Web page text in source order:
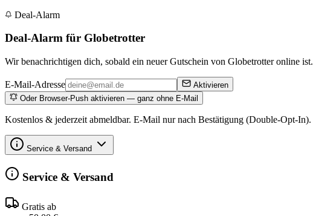
Deal-Alarm
Deal-Alarm für Globetrotter
Wir benachrichtigen dich, sobald ein neuer Gutschein von Globetrotter online ist.
E-Mail-Adresse
Aktivieren
Oder Browser-Push aktivieren — ganz ohne E-Mail
Kostenlos & jederzeit abmeldbar. E-Mail nur nach Bestätigung (Double-Opt-In).
Service & Versand
Service & Versand
Gratis ab